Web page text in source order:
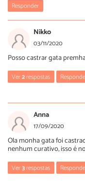
Siga sempre a
Responder
Nikko
03/11/2020
Posso castrar gata
Ver2respostas
que absurdo essa
péssimo gosto.
uma mulher gravida.
Anna
17/09/2020
Ola monha gata foi
nenhum curativo, isso é
Ver3respostas